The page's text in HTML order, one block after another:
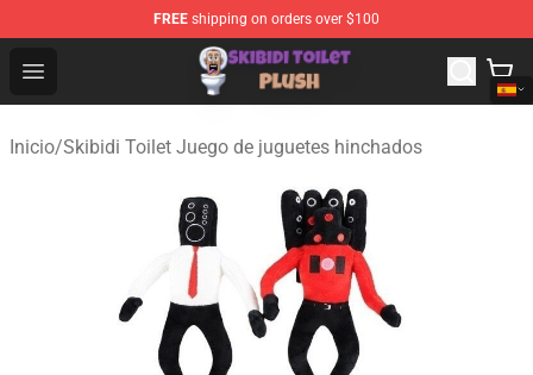
FREE shipping on orders over $100
Open menu
Skibidi Toilet Plush Shop - Official Skibidi Toilet Plush
Inicio/Skibidi Toilet Juego de juguetes hinchados